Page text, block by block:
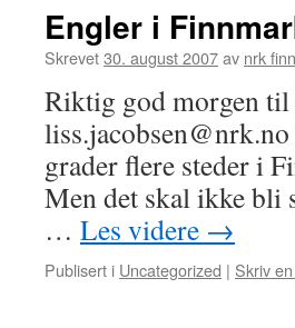
Engler i
Skrevet30. august 2007av nrk
Riktig god morgen
grader flere steder i
Men det skal ikke bli
… Les videre →
Publisert i Uncategorized | Skriv